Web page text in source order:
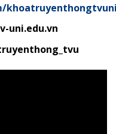
uni.edu.vn